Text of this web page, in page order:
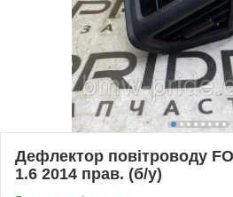
Дефлектор повітроводу
1.6 2014 прав. (б/у)